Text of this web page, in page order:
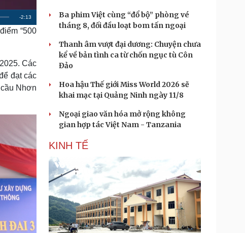
check-in
Cửa sổ tình yêu
Kể chuyện cho bé
Hạt giống tâm hồn
R
a
i
T
m
e
-2:13
“500
Các
đạt các
Nhơn
Ba phim Việt cùng “đổ bộ” phòng vé
tháng 8, đối đầu loạt bom tấn ngoại
Thanh âm vượt đại dương: Chuyện chưa
kể về bản tình ca từ chốn ngục tù Côn
Đảo
Hoa hậu Thế giới Miss World 2026 sẽ
khai mạc tại Quảng Ninh ngày 11/8
Ngoại giao văn hóa mở rộng không
gian hợp tác Việt Nam - Tanzania
KINH TẾ